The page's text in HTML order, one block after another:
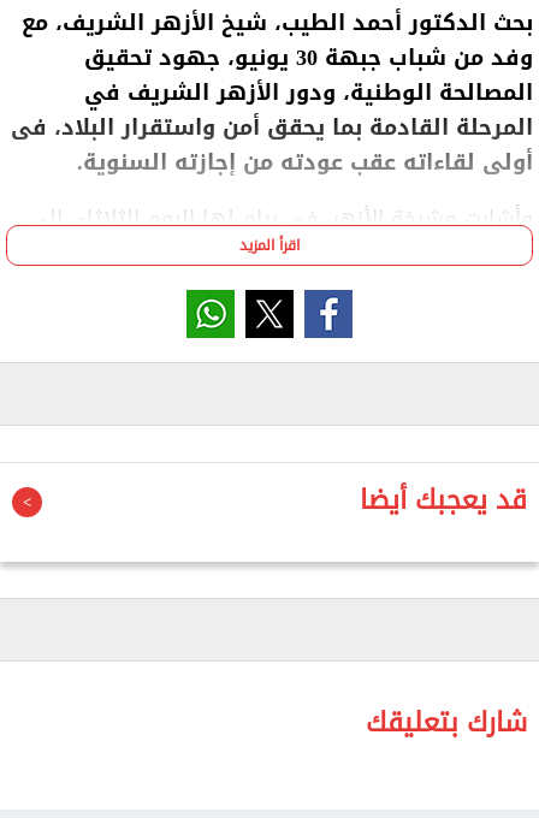
بحث الدكتور أحمد الطيب، شيخ الأزهر الشريف، مع
وفد من شباب جبهة 30 يونيو، جهود تحقيق
المصالحة الوطنية، ودور الأزهر الشريف في
المرحلة القادمة بما يحقق أمن واستقرار البلاد، فى
أولى لقاءاته عقب عودته من إجازته السنوية.
وأشارت مشيخة الأزهر، في بيام لها اليوم الثلاثاء، إلى
ليست انقلابا؛ حيث لم يتطرق اللقاء إلى هذا الموضوع،
نافيًا ما تناولته بعض المواقع الإلكترونية فى هذا الصدد.
شباب ثورة يونيو للتشاور حول المرحلة الراهنة.
أحد، وإنما يؤكد على استعداده الدائم للقاء كل القوى
والتيارات، وتبني كل الرؤى والأطروحات من أجل مصر التي
اقرأ المزيد
قد يعجبك أيضا
شارك بتعليقك